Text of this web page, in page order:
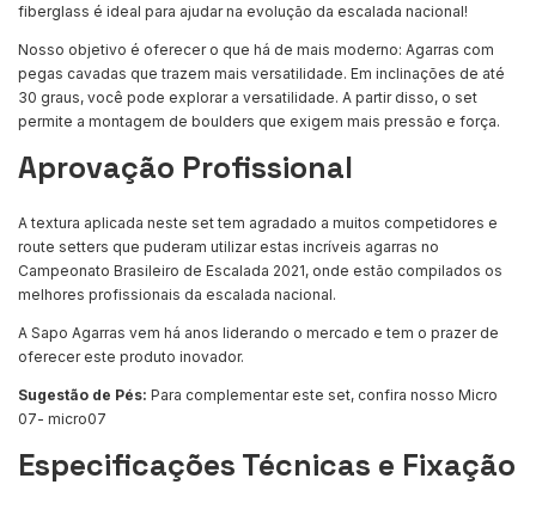
fiberglass é ideal para ajudar na evolução da escalada nacional!
Nosso objetivo é oferecer o que há de mais moderno: Agarras com
pegas cavadas que trazem mais versatilidade. Em inclinações de até
30 graus, você pode explorar a versatilidade. A partir disso, o set
permite a montagem de boulders que exigem mais pressão e força.
Aprovação Profissional
A textura aplicada neste set tem agradado a muitos competidores e
route setters que puderam utilizar estas incríveis agarras no
Campeonato Brasileiro de Escalada 2021, onde estão compilados os
melhores profissionais da escalada nacional.
A Sapo Agarras vem há anos liderando o mercado e tem o prazer de
oferecer este produto inovador.
Sugestão de Pés: Para complementar este set, confira nosso Micro
07- micro07
Especificações Técnicas e Fixação